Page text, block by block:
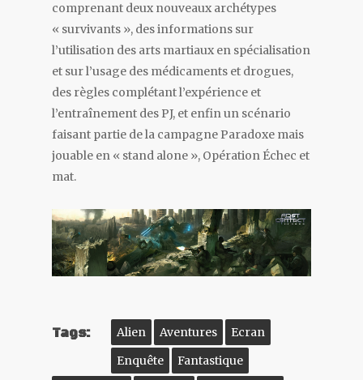
comprenant deux nouveaux archétypes
« survivants », des informations sur
l’utilisation des arts martiaux en spécialisation
et sur l’usage des médicaments et drogues,
des règles complétant l’expérience et
l’entraînement des PJ, et enfin un scénario
faisant partie de la campagne Paradoxe mais
jouable en « stand alone », Opération Échec et
mat.
Tags: Alien Aventures
Ecran
Enquête
Fantastique